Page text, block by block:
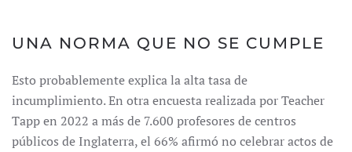
UNA NORMA QUE NO SE CUMPLE
Esto probablemente explica la alta tasa de
incumplimiento. En otra encuesta realizada por Teacher
Tapp en 2022 a más de 7.600 profesores de centros
públicos de Inglaterra, el 66% afirmó no celebrar actos de